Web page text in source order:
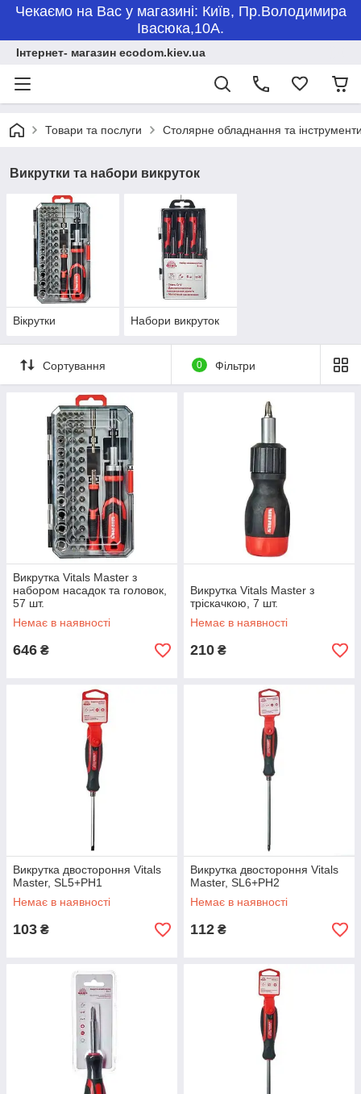
Чекаємо на Вас у магазині: Київ, Пр.Володимира
Івасюка,10А.
Інтернет- магазин ecodom.kiev.ua
Товари та послуги Столярне обладнання та
Викрутки та набори викруток
Вікрутки Набори викруток
Сортування 0 Фільтри
Викрутка Vitals Master з
набором насадок та головок,
57 шт.
Немає в наявності
646 ₴
Викрутка Vitals Master з
тріскачкою, 7 шт.
Немає в наявності
210 ₴
Викрутка двостороння Vitals
Master, SL5+PH1
Немає в наявності
103 ₴
Викрутка двостороння Vitals
Master, SL6+PH2
Немає в наявності
112 ₴